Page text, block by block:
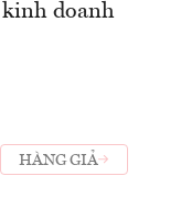
kinh doanh
HÀNG GIẢ